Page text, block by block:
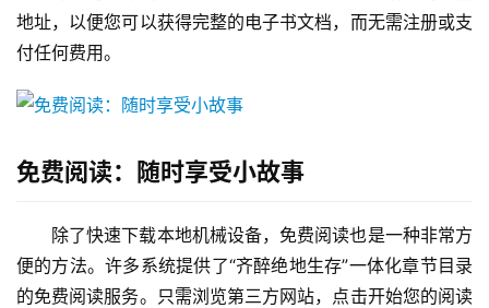
地址，以便您可以获得完整的电子书文档，而无需注册或支
付任何费用。
免费阅读：随时享受小故事
除了快速下载本地机械设备，免费阅读也是一种非常方
便的方法。许多系统提供了“齐醉绝地生存”一体化章节目录
的免费阅读服务。只需浏览第三方网站，点击开始您的阅读